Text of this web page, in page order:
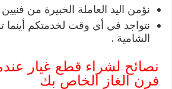
نؤمن اليد العاملة الخبيرة من
نتواجد في أي وقت لخدمتكم أينما
الشامية .
نصائح لشراء قطع غيار
فرن الغاز الخاص بك